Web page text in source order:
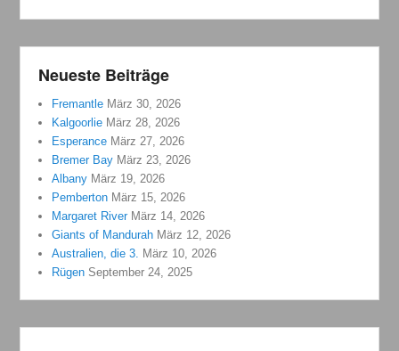
Neueste Beiträge
Fremantle März 30, 2026
Kalgoorlie März 28, 2026
Esperance März 27, 2026
Bremer Bay März 23, 2026
Albany März 19, 2026
Pemberton März 15, 2026
Margaret River März 14, 2026
Giants of Mandurah März 12, 2026
Australien, die 3. März 10, 2026
Rügen September 24, 2025